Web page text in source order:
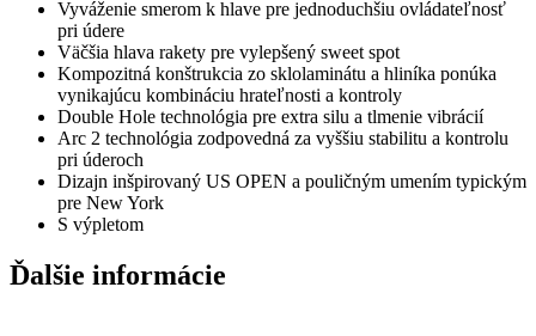
Vyváženie smerom k hlave pre jednoduchšiu ovládateľnosť
pri údere
Väčšia hlava rakety pre vylepšený sweet spot
Kompozitná konštrukcia zo sklolaminátu a hliníka ponúka
vynikajúcu kombináciu hrateľnosti a kontroly
Double Hole technológia pre extra silu a tlmenie vibrácií
Arc 2 technológia zodpovedná za vyššiu stabilitu a kontrolu
pri úderoch
Dizajn inšpirovaný US OPEN a pouličným umením typickým
pre New York
S výpletom
Ďalšie informácie